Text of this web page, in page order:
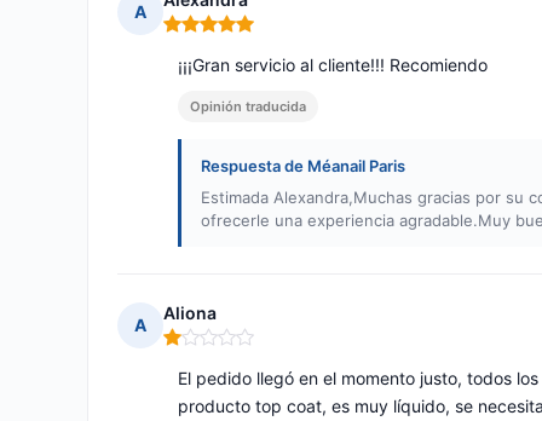
A
Nota: 5 de 5
¡¡¡Gran servicio al cliente!!! Recomiendo
Opinión traducida
Respuesta de Méanail Paris
Estimada Alexandra,Muchas gracias por su
ofrecerle una experiencia agradable.Muy
A
Aliona
Nota: 1 de 5
El pedido llegó en el momento justo, todos
producto top coat, es muy líquido, se